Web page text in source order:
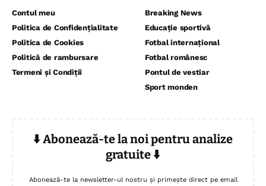
Contul meu
Politica de Confidențialitate
Politica de Cookies
Politică de rambursare
Termeni și Condiții
Breaking News
Educație sportivă
Fotbal internațional
Fotbal românesc
Pontul de vestiar
Sport monden
⬇️ Abonează-te la noi pentru analize
gratuite ⬇️
Abonează-te la newsletter-ul nostru și primește direct pe email